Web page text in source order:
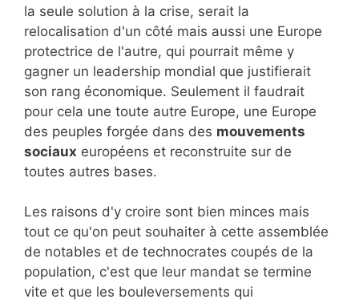
la seule solution à la crise, serait la
relocalisation d'un côté mais aussi une Europe
protectrice de l'autre, qui pourrait même y
gagner un leadership mondial que justifierait
son rang économique. Seulement il faudrait
pour cela une toute autre Europe, une Europe
des peuples forgée dans des mouvements
sociaux européens et reconstruite sur de
toutes autres bases.
Les raisons d'y croire sont bien minces mais
tout ce qu'on peut souhaiter à cette assemblée
de notables et de technocrates coupés de la
population, c'est que leur mandat se termine
vite et que les bouleversements qui